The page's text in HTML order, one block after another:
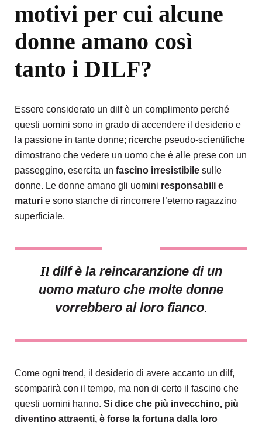
motivi per cui alcune
donne amano così
tanto i DILF?
Essere considerato un dilf è un complimento perché
questi uomini sono in grado di accendere il desiderio e
la passione in tante donne; ricerche pseudo-scientifiche
dimostrano che vedere un uomo che è alle prese con un
passeggino, esercita un fascino irresistibile sulle
donne. Le donne amano gli uomini responsabili e
maturi e sono stanche di rincorrere l’eterno ragazzino
superficiale.
Il dilf è la reincaranzione di un
uomo maturo che molte donne
vorrebbero al loro fianco.
Come ogni trend, il desiderio di avere accanto un dilf,
scomparirà con il tempo, ma non di certo il fascino che
questi uomini hanno. Si dice che più invecchino, più
diventino attraenti, è forse la fortuna dalla loro